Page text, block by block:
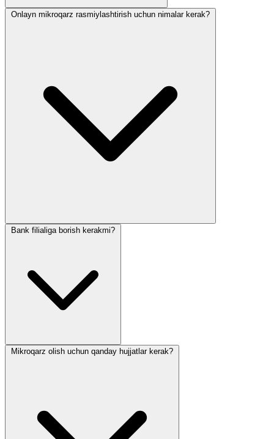
Onlayn mikroqarz rasmiylashtirish uchun nimalar kerak?
Bank filialiga borish kerakmi?
Mikroqarz olish uchun qanday hujjatlar kerak?